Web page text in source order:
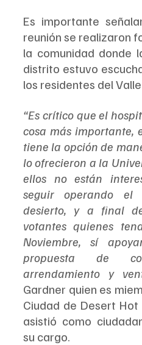
Es importante
reunión se realizaron
la comunidad donde
distrito estuvo
los residentes del
“Es crítico que el
cosa más importante,
tiene la opción de
lo ofrecieron a la
ellos no están
seguir operando el
desierto, y a final
votantes quienes
Noviembre, sí
propuesta de
arrendamiento y
Gardner quien es
Ciudad de Desert
asistió como
su cargo.